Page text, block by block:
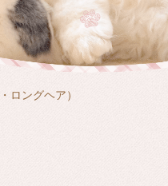
i
g
a
t
ロングヘア）